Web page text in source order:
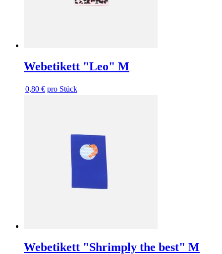
Webetikett "Leo" M
0,80 € pro Stück
Webetikett "Shrimply the best" M